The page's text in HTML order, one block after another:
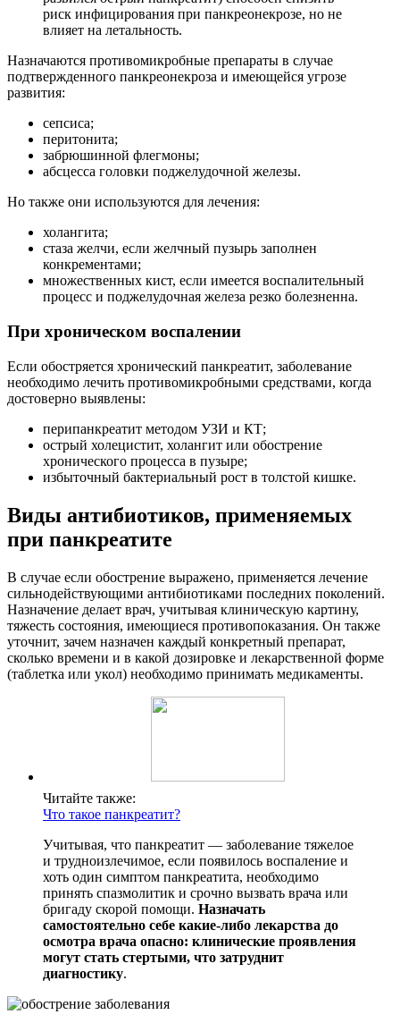
риск инфицирования при панкреонекрозе, но не
влияет на летальность.
Назначаются противомикробные препараты в случае
подтвержденного панкреонекроза и имеющейся угрозе
развития:
сепсиса;
перитонита;
забрюшинной флегмоны;
абсцесса головки поджелудочной железы.
Но также они используются для лечения:
холангита;
стаза желчи, если желчный пузырь заполнен
конкрементами;
множественных кист, если имеется воспалительный
процесс и поджелудочная железа резко болезненна.
При хроническом воспалении
Если обостряется хронический панкреатит, заболевание
необходимо лечить противомикробными средствами, когда
достоверно выявлены:
перипанкреатит методом УЗИ и КТ;
острый холецистит, холангит или обострение
хронического процесса в пузыре;
избыточный бактериальный рост в толстой кишке.
Виды антибиотиков, применяемых
при панкреатите
В случае если обострение выражено, применяется лечение
сильнодействующими антибиотиками последних поколений.
Назначение делает врач, учитывая клиническую картину,
тяжесть состояния, имеющиеся противопоказания. Он также
уточнит, зачем назначен каждый конкретный препарат,
сколько времени и в какой дозировке и лекарственной форме
(таблетка или укол) необходимо принимать медикаменты.
Читайте также:
Что такое панкреатит?
Учитывая, что панкреатит — заболевание тяжелое
и трудноизлечимое, если появилось воспаление и
хоть один симптом панкреатита, необходимо
принять спазмолитик и срочно вызвать врача или
бригаду скорой помощи. Назначать
самостоятельно себе какие-либо лекарства до
осмотра врача опасно: клинические проявления
могут стать стертыми, что затруднит
диагностику.